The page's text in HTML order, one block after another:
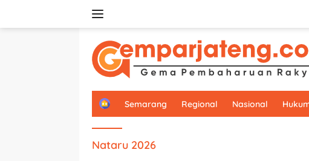
H
Semarang Regional Nasional
Nataru 2026